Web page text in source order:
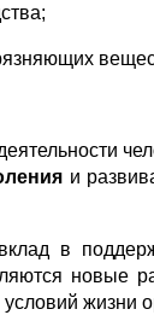
и
в
новые
жизни